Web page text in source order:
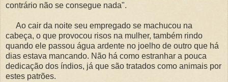
contrário não se consegue nada".
Ao cair da noite seu empregado se machucou na
cabeça, o que provocou risos na mulher, também rindo
quando ele passou água ardente no joelho de outro que há
dias estava mancando. Não há como estranhar a pouca
dedicação dos índios, já que são tratados como animais por
estes patrões.